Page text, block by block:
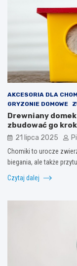
AKCESORIA DLA
GRYZONIE DOMOWE
Drewniany
zbudować go
21 lipca 2025
Chomiki to urocze
biegania, ale także
Czytaj dalej